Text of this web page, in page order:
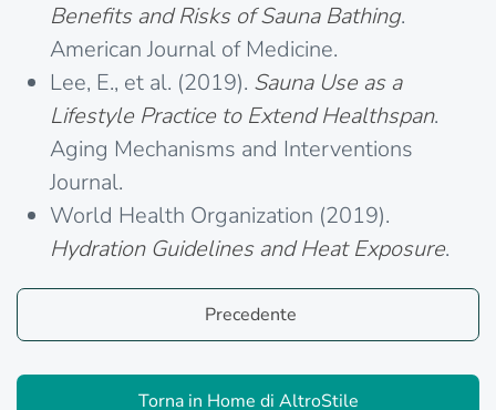
Benefits and Risks of Sauna Bathing.
American Journal of Medicine.
Lee, E., et al. (2019). Sauna Use as a
Lifestyle Practice to Extend Healthspan.
Aging Mechanisms and Interventions
Journal.
World Health Organization (2019).
Hydration Guidelines and Heat Exposure.
Precedente
Torna in Home di AltroStile